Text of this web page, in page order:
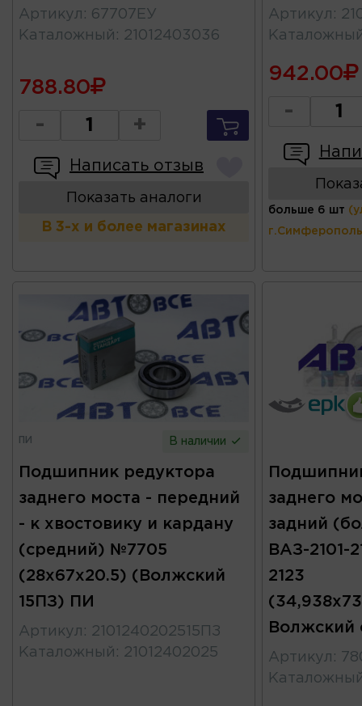
Артикул : 67707ЕУ
Каталожный : 21012403036
788.80
- +
Написать отзыв
Показать аналоги
В 3-х и более магазинах
Артикул :
942.00
-
больше 6 шт
ПИ В наличии
Подшипник редуктора
заднего моста - передний
- к хвостовику и кардану
(средний) №7705
(28x67x20.5) (Волжский
15ПЗ) ПИ
Артикул : 2101240202515ПЗ
Каталожный : 21012402025
заднего
задний
ВАЗ-2101-
2123
Волжский
Артикул :